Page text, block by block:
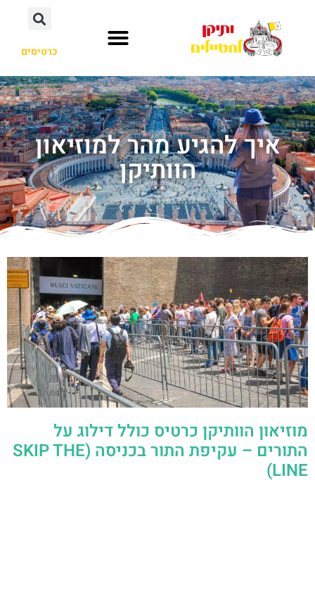
כרטיסים
איך להגיע מהר למוזיאון
הוותיקן
מוזיאון הוותיקן כרטיס כולל דילוג על
התורים – עקיפת התור בכניסה (SKIP THE
LINE)